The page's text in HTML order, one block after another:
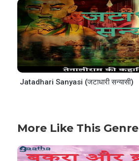
Jatadhari Sanyasi (जटाधारी सन्यासी)
More Like This Genre